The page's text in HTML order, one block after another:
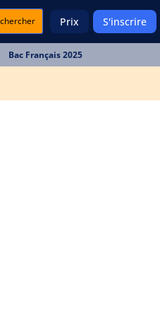
Prix S'inscrire
Bac Français 2025